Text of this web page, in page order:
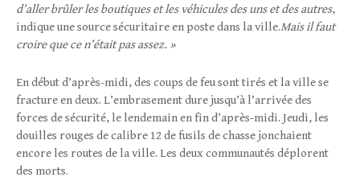
d’aller brûler les boutiques et les véhicules des uns et des autres,
indique une source sécuritaire en poste dans la ville.Mais il faut
croire que ce n’était pas assez. »
En début d’après-midi, des coups de feu sont tirés et la ville se
fracture en deux. L’embrasement dure jusqu’à l’arrivée des
forces de sécurité, le lendemain en fin d’après-midi. Jeudi, les
douilles rouges de calibre 12 de fusils de chasse jonchaient
encore les routes de la ville. Les deux communautés déplorent
des morts.